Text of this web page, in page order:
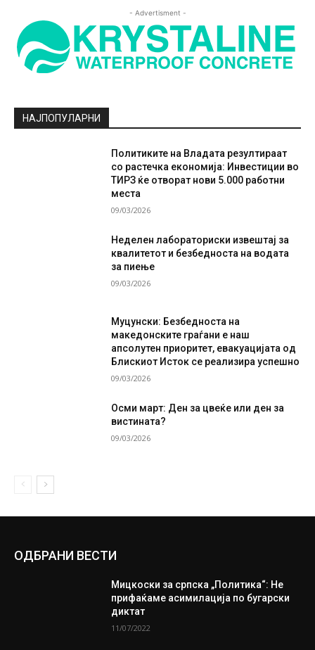
- Advertisment -
НАЈПОПУЛАРНИ
Политиките на Владата резултираат
со растечка економија: Инвестиции во
ТИРЗ ќе отворат нови 5.000 работни
места
09/03/2026
Неделен лабораториски извештај за
квалитетот и безбедноста на водата
за пиење
09/03/2026
Муцунски: Безбедноста на
македонските граѓани е наш
апсолутен приоритет, евакуацијата од
Блискиот Исток се реализира успешно
09/03/2026
Осми март: Ден за цвеќе или ден за
вистината?
09/03/2026
ОДБРАНИ ВЕСТИ
Мицкоски за српска „Политика“: Не
прифаќаме асимилација по бугарски
диктат
11/07/2022